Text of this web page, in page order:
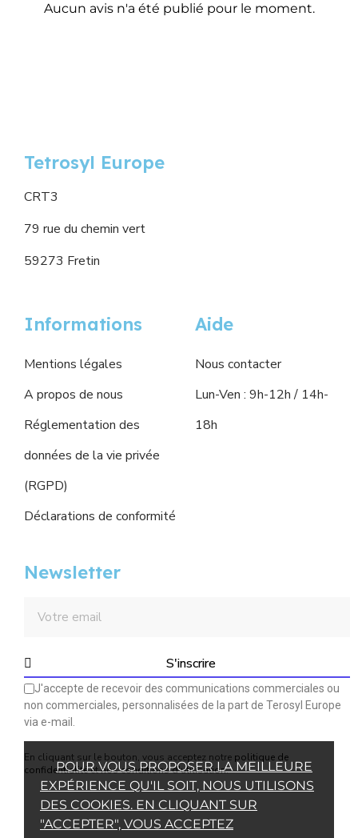
POUR VOUS PROPOSER LA MEILLEURE
EXPÉRIENCE QU'IL SOIT, NOUS UTILISONS
DES COOKIES. EN CLIQUANT SUR
"ACCEPTER", VOUS ACCEPTEZ
Aucun avis n'a été publié pour le moment.
Tetrosyl Europe
CRT3
79 rue du chemin vert
59273 Fretin
Informations
Mentions légales
A propos de nous
Réglementation des
données de la vie privée
(RGPD)
Déclarations de conformité
Aide
Nous contacter
Lun-Ven : 9h-12h / 14h-
18h
Newsletter
S'inscrire
J'accepte de recevoir des communications commerciales ou
non commerciales, personnalisées de la part de Terosyl Europe
via e-mail.
En cliquant sur le bouton, vous acceptez notre politique de
confidentialitéetnos conditions d'utilisation.